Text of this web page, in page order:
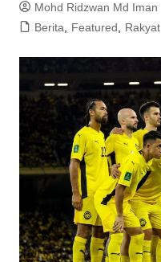
Mohd Ridzwan Md Iman
Berita, Featured, Rakyat